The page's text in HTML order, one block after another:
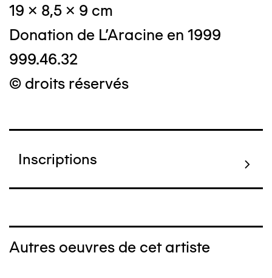
19 x 8,5 x 9 cm
Donation de L'Aracine en 1999
999.46.32
© droits réservés
Inscriptions
Autres oeuvres de cet artiste